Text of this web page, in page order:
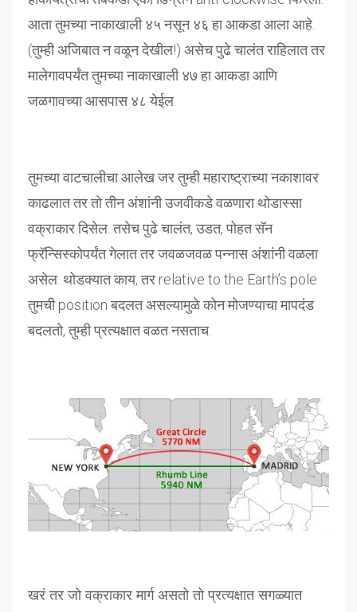
आता तुमच्या नाकाखाली ४५ नसून ४६ हा आकडा आला आहे.
(तुम्ही अजिबात न वळून देखील!) असेच पुढे चालंत राहिलात तर
मालेगावपर्यंत तुमच्या नाकाखाली ४७ हा आकडा आणि
जळगावच्या आसपास ४८ येईल.
तुमच्या वाटचालीचा आलेख जर तुम्ही महाराष्ट्राच्या नकाशावर
काढलात तर तो तीन अंशांनी उजवीकडे वळणारा थोडास्सा
वक्राकार दिसेल. तसेच पुढे चालंत, उडत, पोहत सॅन
फ्रॅन्सिस्कोपर्यंत गेलात तर जवळजवळ पन्नास अंशांनी वळला
असेल. थोडक्यात काय, तर relative to the Earth’s pole
तुमची position बदलत असल्यामुळे कोन मोजण्याचा मापदंड
बदलतो, तुम्ही प्रत्यक्षात वळत नसताच.
खरं तर जो वक्राकार मार्ग असतो तो प्रत्यक्षात सगळ्यात